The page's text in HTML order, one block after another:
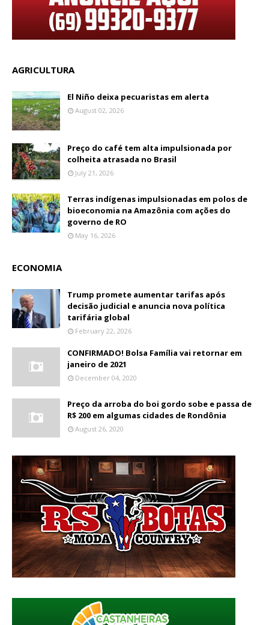
AGRICULTURA
El Niño deixa pecuaristas em alerta
August 02, 2026
Preço do café tem alta impulsionada por
colheita atrasada no Brasil
July 21, 2026
Terras indígenas impulsionadas em polos de
bioeconomia na Amazônia com ações do
governo de RO
May 16, 2026
ECONOMIA
Trump promete aumentar tarifas após
decisão judicial e anuncia nova política
tarifária global
February 22, 2026
CONFIRMADO! Bolsa Família vai retornar em
janeiro de 2021
December 04, 2020
Preço da arroba do boi gordo sobe e passa de
R$ 200 em algumas cidades de Rondônia
August 26, 2020